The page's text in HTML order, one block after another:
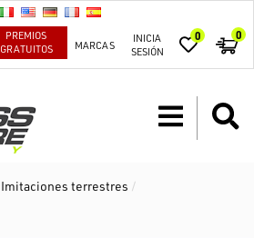
PREMIOS
GRATUITOS
MARCAS
INICIA
SESIÓN
0 0
Imitaciones terrestres /